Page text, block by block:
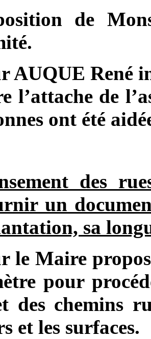
de
AUQUE René
l’attache de
ont été
des
un
sa
le Maire
pour
des chemins
et les surfaces.